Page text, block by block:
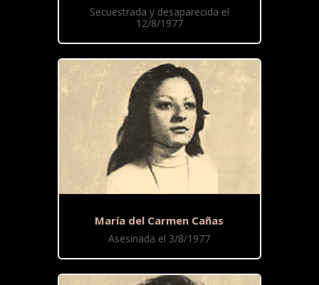
Secuestrada y desaparecida el
12/8/1977
María del Carmen Cañas
Asesinada el 3/8/1977